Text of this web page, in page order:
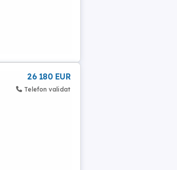
26 180 EUR
Telefon validat